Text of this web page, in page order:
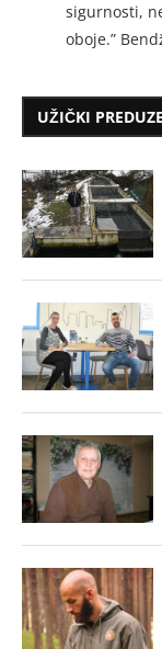
sigurnosti,
oboje.”
UŽIČKI